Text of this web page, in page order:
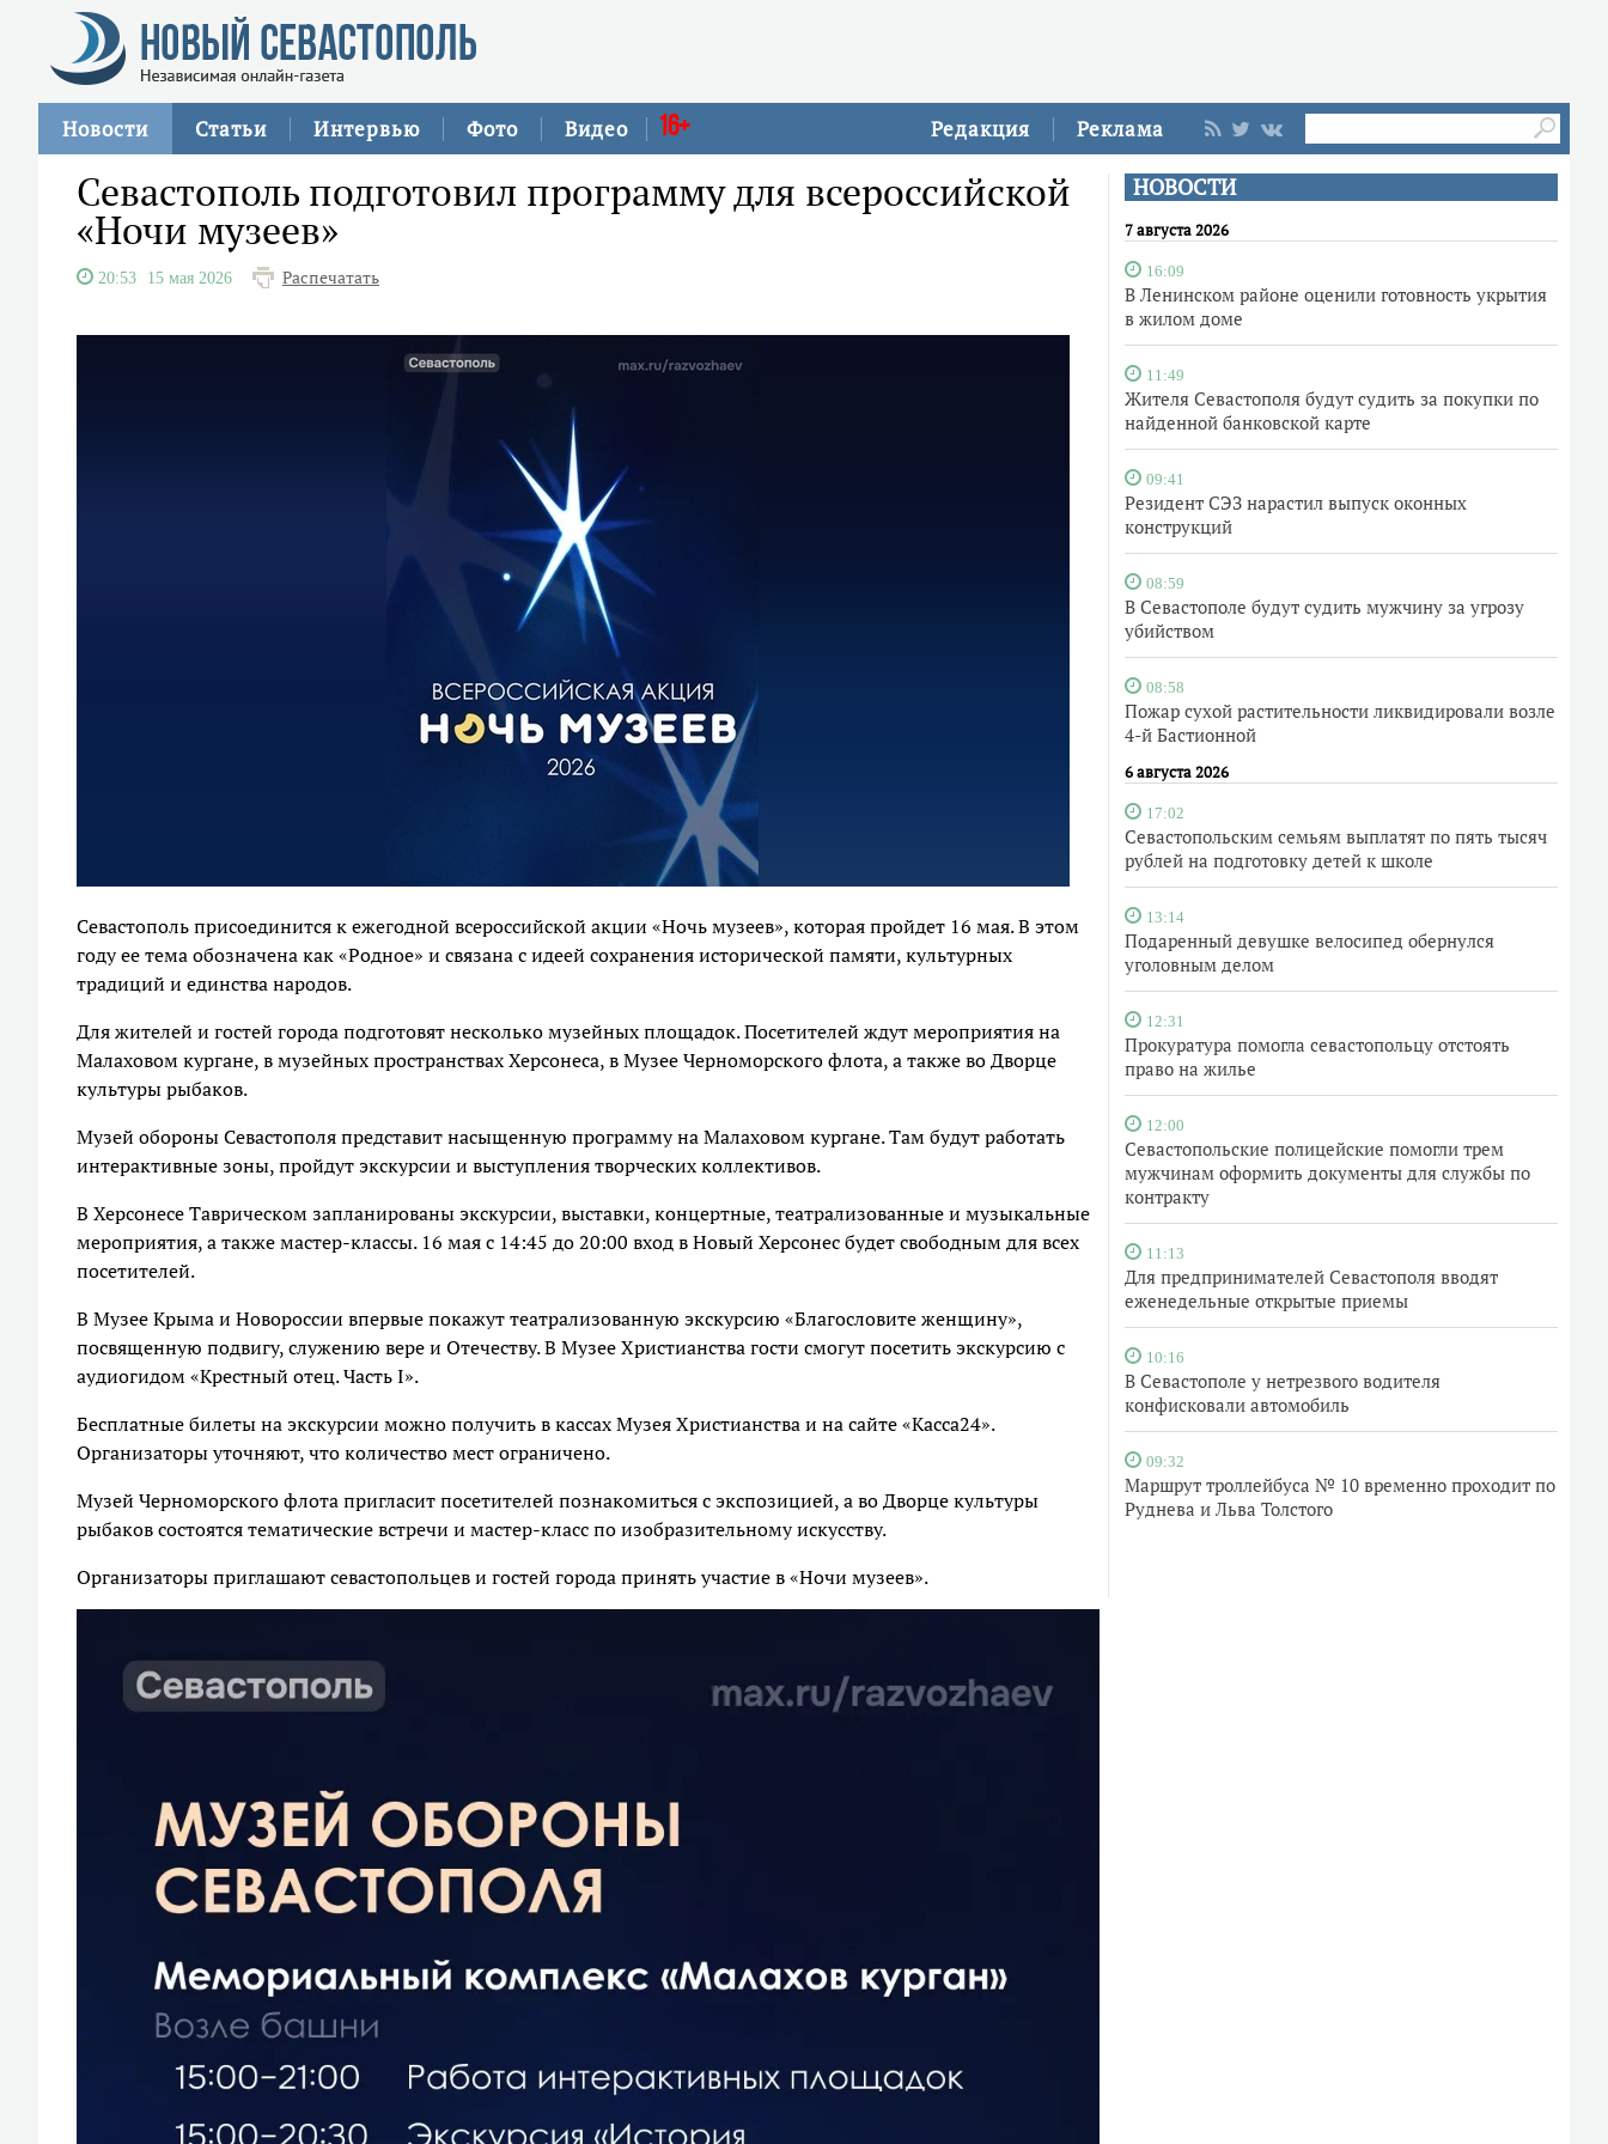
Редакция Реклама
Новости Статьи Интервью Фото Видео 16+
НОВОСТИ
7 августа 2026
16:09
В Ленинском районе оценили готовность укрытия
в жилом доме
11:49
Жителя Севастополя будут судить за покупки по
найденной банковской карте
09:41
Резидент СЭЗ нарастил выпуск оконных
конструкций
08:59
В Севастополе будут судить мужчину за угрозу
убийством
08:58
Пожар сухой растительности ликвидировали возле
4-й Бастионной
6 августа 2026
17:02
Севастопольским семьям выплатят по пять тысяч
рублей на подготовку детей к школе
13:14
Подаренный девушке велосипед обернулся
уголовным делом
12:31
Прокуратура помогла севастопольцу отстоять
право на жилье
12:00
Севастопольские полицейские помогли трем
мужчинам оформить документы для службы по
контракту
11:13
Для предпринимателей Севастополя вводят
еженедельные открытые приемы
10:16
В Севастополе у нетрезвого водителя
конфисковали автомобиль
09:32
Маршрут троллейбуса № 10 временно проходит по
Руднева и Льва Толстого
Севастополь подготовил программу для всероссийской
«Ночи музеев»
20:53 15 мая 2026 Распечатать
Севастополь присоединится к ежегодной всероссийской акции «Ночь музеев», которая пройдет 16 мая. В этом
году ее тема обозначена как «Родное» и связана с идеей сохранения исторической памяти, культурных
традиций и единства народов.
Для жителей и гостей города подготовят несколько музейных площадок. Посетителей ждут мероприятия на
Малаховом кургане, в музейных пространствах Херсонеса, в Музее Черноморского флота, а также во Дворце
культуры рыбаков.
Музей обороны Севастополя представит насыщенную программу на Малаховом кургане. Там будут работать
интерактивные зоны, пройдут экскурсии и выступления творческих коллективов.
В Херсонесе Таврическом запланированы экскурсии, выставки, концертные, театрализованные и музыкальные
мероприятия, а также мастер-классы. 16 мая с 14:45 до 20:00 вход в Новый Херсонес будет свободным для всех
посетителей.
В Музее Крыма и Новороссии впервые покажут театрализованную экскурсию «Благословите женщину»,
посвященную подвигу, служению вере и Отечеству. В Музее Христианства гости смогут посетить экскурсию с
аудиогидом «Крестный отец. Часть I».
Бесплатные билеты на экскурсии можно получить в кассах Музея Христианства и на сайте «Касса24».
Организаторы уточняют, что количество мест ограничено.
Музей Черноморского флота пригласит посетителей познакомиться с экспозицией, а во Дворце культуры
рыбаков состоятся тематические встречи и мастер-класс по изобразительному искусству.
Организаторы приглашают севастопольцев и гостей города принять участие в «Ночи музеев».